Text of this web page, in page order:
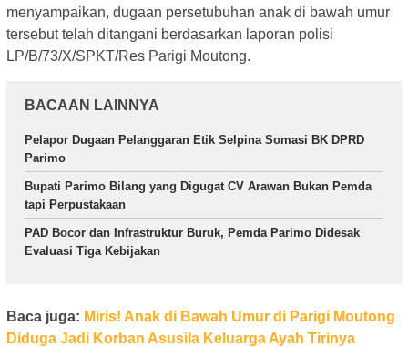
menyampaikan, dugaan persetubuhan anak di bawah umur
tersebut telah ditangani berdasarkan laporan polisi
LP/B/73/X/SPKT/Res Parigi Moutong.
BACAAN LAINNYA
Pelapor Dugaan Pelanggaran Etik Selpina Somasi BK DPRD
Parimo
Bupati Parimo Bilang yang Digugat CV Arawan Bukan Pemda
tapi Perpustakaan
PAD Bocor dan Infrastruktur Buruk, Pemda Parimo Didesak
Evaluasi Tiga Kebijakan
Baca juga: Miris! Anak di Bawah Umur di Parigi Moutong
Diduga Jadi Korban Asusila Keluarga Ayah Tirinya